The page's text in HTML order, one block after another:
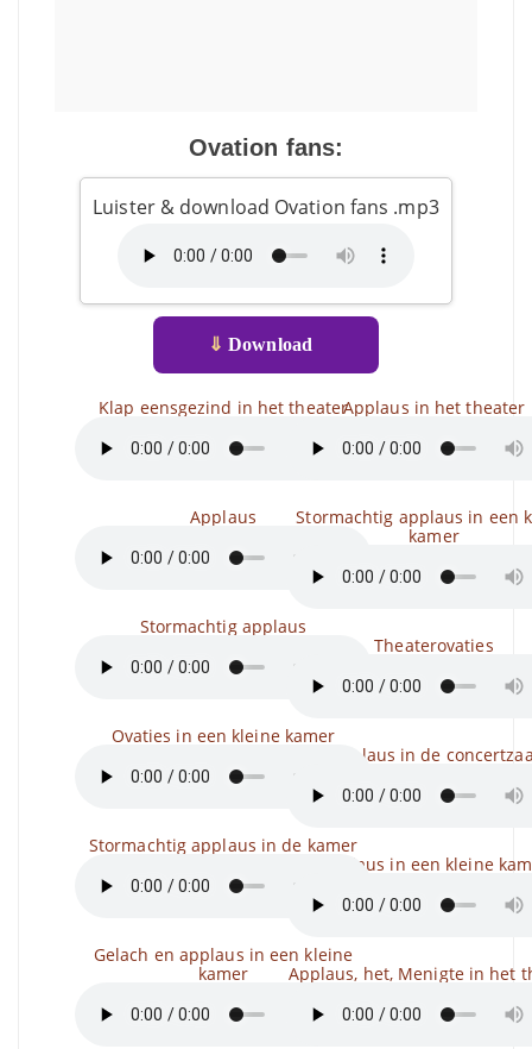
Ovation fans:
Luister & download Ovation fans .mp3
⇓ Download
Klap eensgezind in het theater
Applaus
Stormachtig applaus
Ovaties in een kleine kamer
Stormachtig applaus in de kamer
Gelach en applaus in een kleine
kamer
Applaus in het theater
Stormachtig applaus in een
kamer
Theaterovaties
Applaus in de
Applaus in een kleine
Applaus, het, Menigte in het